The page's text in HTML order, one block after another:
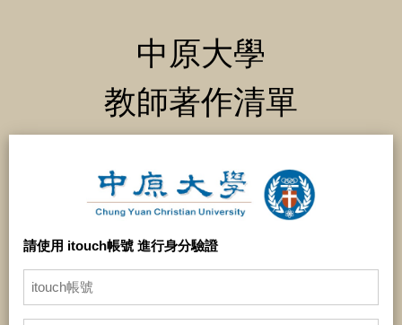
中原大學
教師著作清單
請使用 itouch帳號 進行身分驗證